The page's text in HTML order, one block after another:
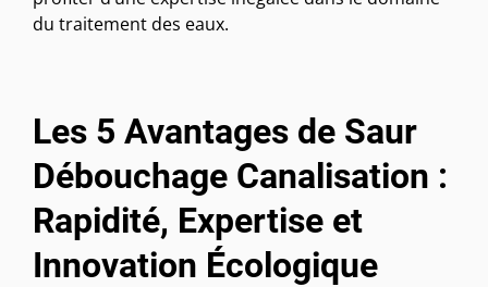
du traitement des eaux.
Les 5 Avantages de Saur
Débouchage Canalisation :
Rapidité, Expertise et
Innovation Écologique